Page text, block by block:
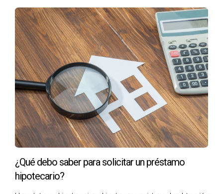
¿Qué debo saber para solicitar un préstamo
hipotecario?